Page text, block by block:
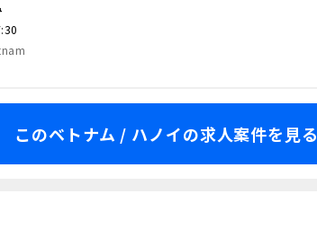
このベトナム / ハノイの求人案件を見る